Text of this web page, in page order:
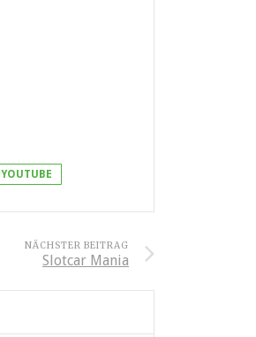
YOUTUBE
NÄCHSTER BEITRAG
Slotcar Mania